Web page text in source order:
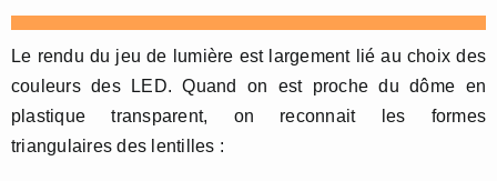
Le rendu du jeu de lumière est largement lié au choix des
couleurs des LED. Quand on est proche du dôme en
plastique transparent, on reconnait les formes
triangulaires des lentilles :